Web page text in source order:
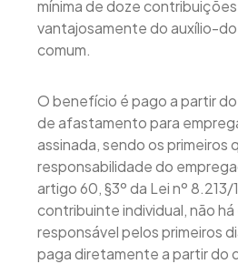
mínima de doze
vantajosamente do auxílio-
comum.
O benefício é pago a partir
de afastamento para
assinada, sendo os primeiros
responsabilidade do
artigo 60, §3º da Lei nº 8.213/
contribuinte individual, não
responsável pelos primeiros
paga diretamente a partir do